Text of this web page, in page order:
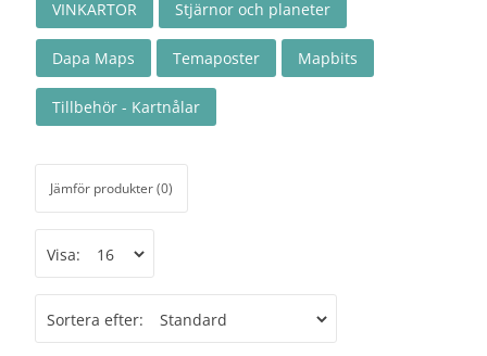
VINKARTOR Stjärnor och planeter
Dapa Maps Temaposter Mapbits
Tillbehör - Kartnålar
Jämför produkter (0)
Visa:
Sortera efter: